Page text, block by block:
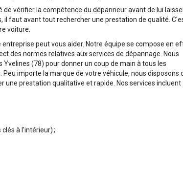
vérifier la compétence du dépanneur avant de lui
il faut avant tout rechercher une prestation de qualité.
voiture.
peut vous aider. Notre équipe se compose en
des normes relatives aux services de dépannage. Nous
(78) pour donner un coup de main à tous les
importe la marque de votre véhicule, nous disposons
une prestation qualitative et rapide. Nos services incluent
à l'intérieur) ;